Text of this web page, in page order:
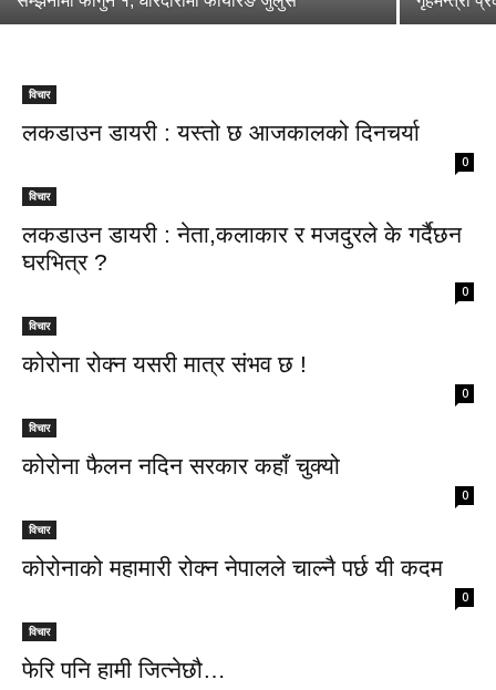
विचार
लकडाउन डायरी : यस्तो छ आजकालको दिनचर्या
0
विचार
लकडाउन डायरी : नेता,कलाकार र मजदुरले के गर्दैछन
घरभित्र ?
0
विचार
कोरोना रोक्न यसरी मात्र संभव छ !
0
विचार
कोरोना फैलन नदिन सरकार कहाँ चुक्यो
0
विचार
कोरोनाको महामारी रोक्न नेपालले चाल्नै पर्छ यी कदम
0
विचार
फेरि पनि हामी जित्नेछौ…